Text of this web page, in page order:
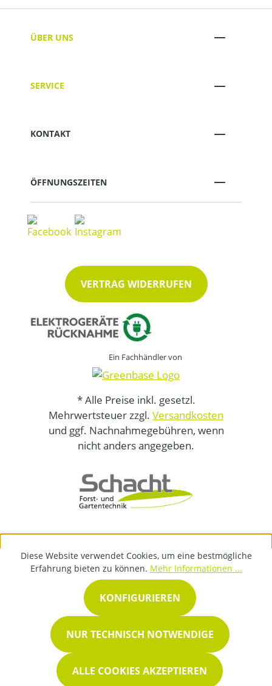
ÜBER UNS
SERVICE
KONTAKT
ÖFFNUNGSZEITEN
VERTRAG WIDERRUFEN
Ein Fachhändler von
* Alle Preise inkl. gesetzl.
Mehrwertsteuer zzgl. Versandkosten
und ggf. Nachnahmegebühren, wenn
nicht anders angegeben.
Diese Website verwendet Cookies, um eine bestmögliche
Erfahrung bieten zu können. Mehr Informationen ...
NUR TECHNISCH NOTWENDIGE
KONFIGURIEREN
ALLE COOKIES AKZEPTIEREN